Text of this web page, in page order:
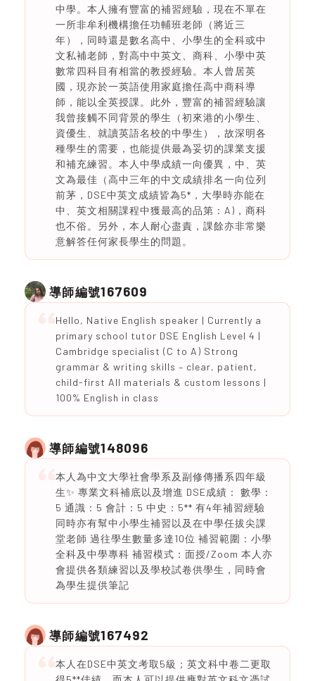
中學。本人擁有豐富的補習經驗，現在不單在
一所非牟利機構擔任功輔班老師（將近三
年），同時還是數名高中、小學生的全科或中
文私補老師，對高中中英文、商科、小學中英
數常四科目有相當的教授經驗。本人曾居英
國，現亦於一英語使用家庭擔任高中商科導
師，能以全英授課。此外，豐富的補習經驗讓
我曾接觸不同背景的學生（初來港的小學生、
資優生、就讀英語名校的中學生），故深明各
種學生的需要，也能提供最為妥切的課業支援
和補充練習。本人中學成績一向優異，中、英
文為最佳（高中三年的中文成績排名一向位列
前茅，DSE中英文成績皆為5*，大學時亦能在
中、英文相關課程中獲最高的品第：A)，商科
也不俗。另外，本人耐心盡責，課餘亦非常樂
意解答任何家長學生的問題。
導師編號167609
Hello, Native English speaker | Currently a
primary school tutor DSE English Level 4 |
Cambridge specialist (C to A) Strong
grammar & writing skills – clear, patient,
child-first All materials & custom lessons |
100% English in class
導師編號148096
本人為中文大學社會學系及副修傳播系四年級
生✨ 專業文科補底以及增進 DSE成績： 數學：
5 通識：5 會計：5 中史：5** 有4年補習經驗
同時亦有幫中小學生補習以及在中學任拔尖課
堂老師 過往學生數量多達10位 補習範圍：小學
全科及中學專科 補習模式：面授/Zoom 本人亦
會提供各類練習以及學校試卷供學生，同時會
為學生提供筆記
導師編號167492
本人在DSE中英文考取5級；英文科中卷二更取